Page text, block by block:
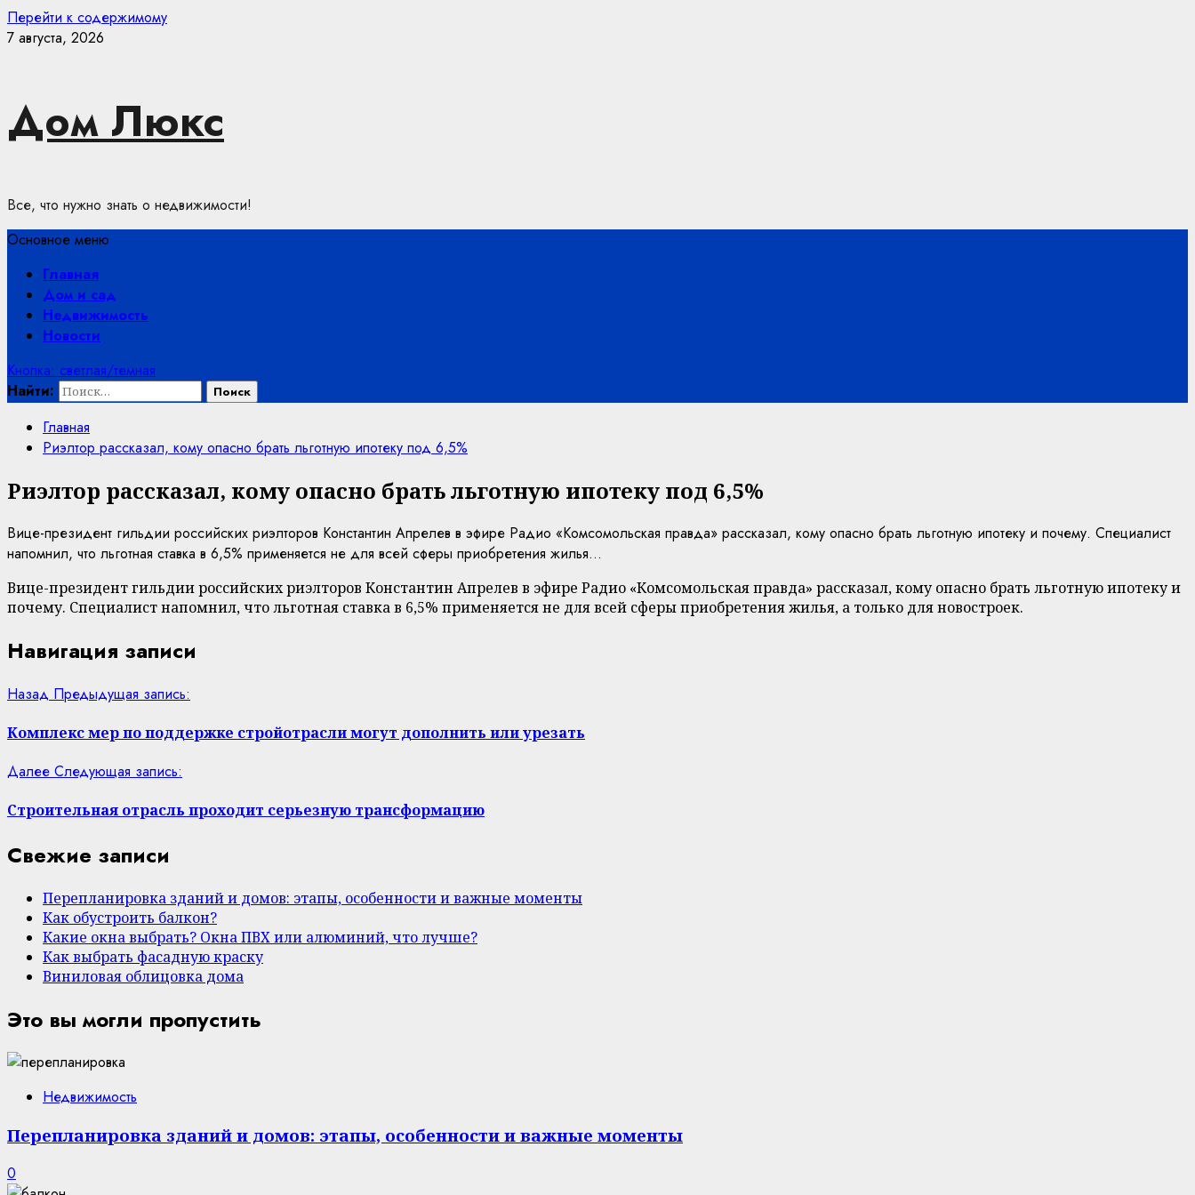
Перейти к содержимому
7 августа, 2026
Дом Люкс
Все, что нужно знать о недвижимости!
Основное меню
Главная
Дом и сад
Недвижимость
Новости
Кнопка: светлая/темная
Найти:
Главная
Риэлтор рассказал, кому опасно брать льготную ипотеку под 6,5%
Риэлтор рассказал, кому опасно брать льготную ипотеку под 6,5%
Вице-президент гильдии российских риэлторов Константин Апрелев в эфире Радио «Комсомольская правда» рассказал, кому опасно брать льготную ипотеку и почему. Специалист
напомнил, что льготная ставка в 6,5% применяется не для всей сферы приобретения жилья...
Вице-президент гильдии российских риэлторов Константин Апрелев в эфире Радио «Комсомольская правда» рассказал, кому опасно брать льготную ипотеку и
почему. Специалист напомнил, что льготная ставка в 6,5% применяется не для всей сферы приобретения жилья, а только для новостроек.
Навигация записи
Назад Предыдущая запись:
Комплекс мер по поддержке стройотрасли могут дополнить или урезать
Далее Следующая запись:
Строительная отрасль проходит серьезную трансформацию
Свежие записи
Перепланировка зданий и домов: этапы, особенности и важные моменты
Как обустроить балкон?
Какие окна выбрать? Окна ПВХ или алюминий, что лучше?
Как выбрать фасадную краску
Виниловая облицовка дома
Это вы могли пропустить
Недвижимость
Перепланировка зданий и домов: этапы, особенности и важные моменты
0